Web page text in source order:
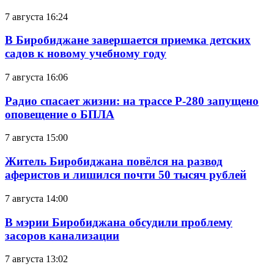
7 августа 16:24
В Биробиджане завершается приемка детских
садов к новому учебному году
7 августа 16:06
Радио спасает жизни: на трассе Р-280 запущено
оповещение о БПЛА
7 августа 15:00
Житель Биробиджана повёлся на развод
аферистов и лишился почти 50 тысяч рублей
7 августа 14:00
В мэрии Биробиджана обсудили проблему
засоров канализации
7 августа 13:02